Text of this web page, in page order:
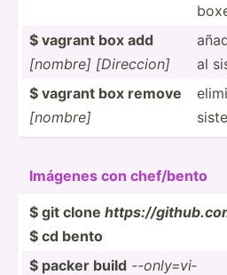
$ vagrant box add
[nombre] [Direc­cion]
al
$ vagrant box remove
[nombre]
Imágenes con chef/bento
$ git clone https:­//
$ cd bento
$ packer build --only­=vi­